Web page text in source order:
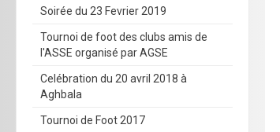
Soirée du 23 Fevrier 2019
Tournoi de foot des clubs amis de
l'ASSE organisé par AGSE
Celébration du 20 avril 2018 à
Aghbala
Tournoi de Foot 2017